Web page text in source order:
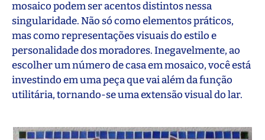
mosaico podem ser acentos distintos nessa
singularidade. Não só como elementos práticos,
mas como representações visuais do estilo e
personalidade dos moradores. Inegavelmente, ao
escolher um número de casa em mosaico, você está
investindo em uma peça que vai além da função
utilitária, tornando-se uma extensão visual do lar.